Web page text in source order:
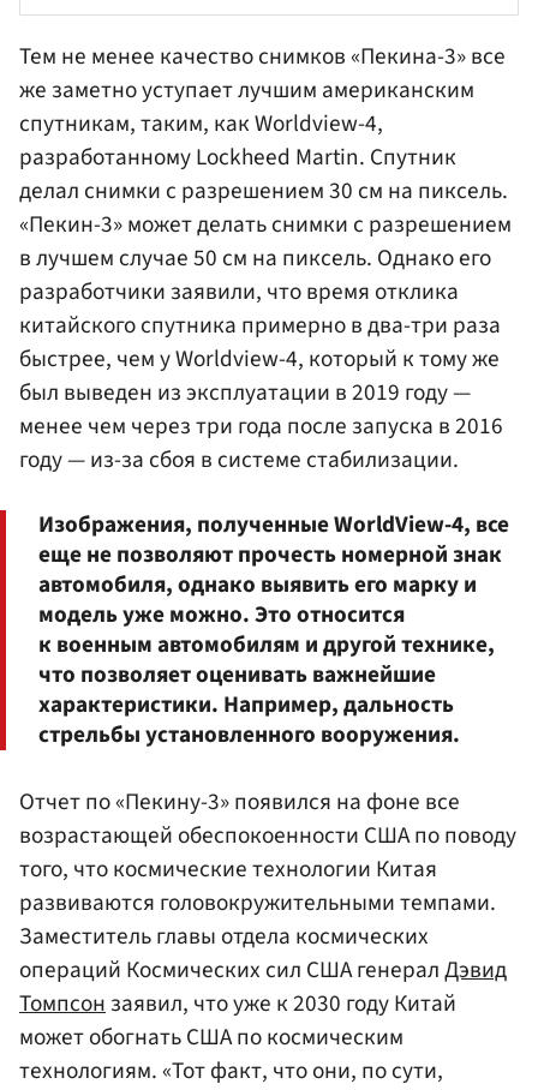
Тем не менее качество снимков «Пекина-3» все
же заметно уступает лучшим американским
спутникам, таким, как Worldview-4,
разработанному Lockheed Martin. Спутник
делал снимки с разрешением 30 см на пиксель.
«Пекин-3» может делать снимки с разрешением
в лучшем случае 50 см на пиксель. Однако его
разработчики заявили, что время отклика
китайского спутника примерно в два-три раза
быстрее, чем у Worldview-4, который к тому же
был выведен из эксплуатации в 2019 году —
менее чем через три года после запуска в 2016
году — из-за сбоя в системе стабилизации.
Изображения, полученные WorldView-4, все
еще не позволяют прочесть номерной знак
автомобиля, однако выявить его марку и
модель уже можно. Это относится
к военным автомобилям и другой технике,
что позволяет оценивать важнейшие
характеристики. Например, дальность
стрельбы установленного вооружения.
Отчет по «Пекину-3» появился на фоне все
возрастающей обеспокоенности США по поводу
того, что космические технологии Китая
развиваются головокружительными темпами.
Заместитель главы отдела космических
операций Космических сил США генералДэвид
Томпсонзаявил, что уже к 2030 году Китай
может обогнать США по космическим
технологиям. «Тот факт, что они, по сути,